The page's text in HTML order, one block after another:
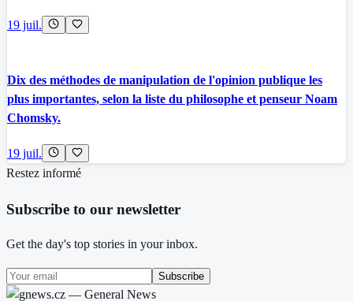
19 juil.
Dix des méthodes de manipulation de l'opinion publique les
plus importantes, selon la liste du philosophe et penseur Noam
Chomsky.
19 juil.
Restez informé
Subscribe to our newsletter
Get the day's top stories in your inbox.
Subscribe